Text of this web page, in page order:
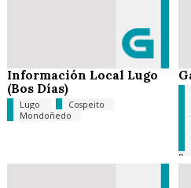
Información Local Lugo
(Bos Días)
Lugo
Cospeito
Mondoñedo